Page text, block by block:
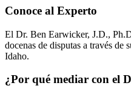
Conoce al Experto
El Dr. Ben Earwicker, J.D.,
docenas de disputas a través
Idaho.
¿Por qué mediar con el